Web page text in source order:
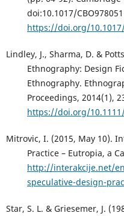
doi:10.1017/
https://doi.org/10.1017/
Lindley, J., Sharma, D. &
Ethnography: Design
Ethnography.
Proceedings, 2014(1),
https://doi.org/
Mitrovic, I. (2015, May 10).
Practice – Eutropia, a
http://interakcije.net/
speculative-design-
Star, S. L. & Griesemer, J.